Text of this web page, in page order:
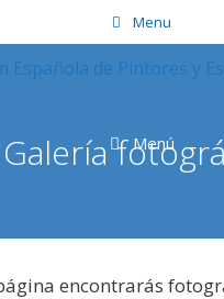
Menu
Menú
Galería
encontrarás